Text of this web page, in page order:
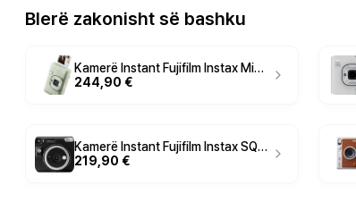
Blerë zakonisht së bashku
Kamerë Instant Fujifilm Instax Mini LiPlay Hybrid – Gjelbër
244,90 €
Kamerë Instant Fujifilm Instax SQUARE SQ40 – Zezë
219,90 €